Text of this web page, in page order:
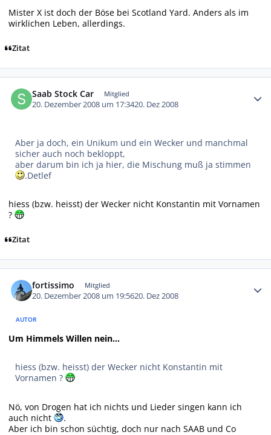
Mister X ist doch der Böse bei Scotland Yard. Anders als im
wirklichen Leben, allerdings.
Zitat
Saab Stock Car Mitglied
20. Dezember 2008 um 17:3420. Dez 2008
Aber ja doch, ein Unikum und ein Wecker und manchmal
sicher auch noch bekloppt,
aber darum bin ich ja hier, die Mischung muß ja stimmen
.Detlef
hiess (bzw. heisst) der Wecker nicht Konstantin mit Vornamen
?
Zitat
fortissimo Mitglied
20. Dezember 2008 um 19:5620. Dez 2008
AUTOR
Um Himmels Willen nein...
hiess (bzw. heisst) der Wecker nicht Konstantin mit
Vornamen ?
Nö, von Drogen hat ich nichts und Lieder singen kann ich
auch nicht
.
Aber ich bin schon süchtig, doch nur nach SAAB und Co